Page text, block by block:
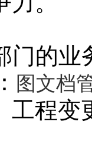
的业
图文档
工程变